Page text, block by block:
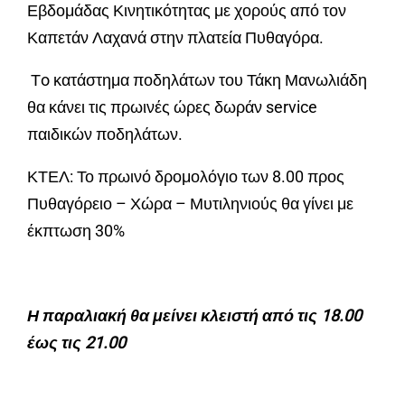
Εβδομάδας Κινητικότητας με χορούς από τον
Καπετάν Λαχανά στην πλατεία Πυθαγόρα.
Τo κατάστημα ποδηλάτων του Τάκη Μανωλιάδη
θα κάνει τις πρωινές ώρες δωράν service
παιδικών ποδηλάτων.
ΚΤΕΛ: Το πρωινό δρομολόγιο των 8.00 προς
Πυθαγόρειο – Χώρα – Μυτιληνιούς θα γίνει με
έκπτωση 30%
Η παραλιακή θα μείνει κλειστή από τις 18.00
έως τις 21.00